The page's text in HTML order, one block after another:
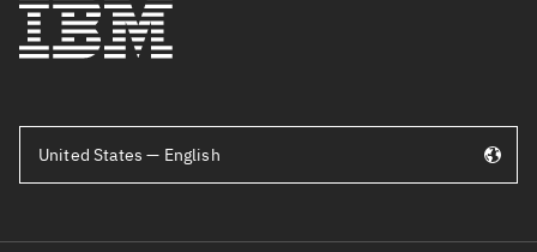
United States — English